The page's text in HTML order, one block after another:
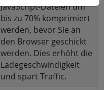
JavaScript-Dateien um
bis zu 70% komprimiert
werden, bevor Sie an
den Browser geschickt
werden. Dies erhöht die
Ladegeschwindigkeit
und spart Traffic.